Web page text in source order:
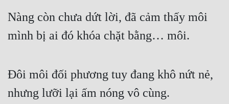
Nàng còn chưa dứt lời, đã cảm thấy môi
mình bị ai đó khóa chặt bằng… môi.
Đôi môi đối phương tuy đang khô nứt nẻ,
nhưng lưỡi lại ấm nóng vô cùng.